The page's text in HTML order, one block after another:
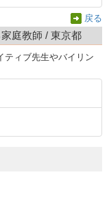
戻る
庭教師 / 東京都
ティブ先生やバイリン